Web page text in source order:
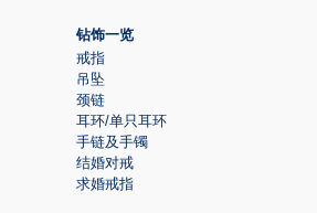
钻饰一览
戒指
吊坠
颈链
耳环/单只耳环
手链及手镯
结婚对戒
求婚戒指